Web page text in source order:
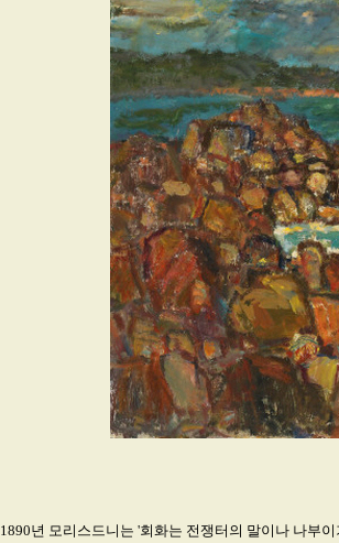
1890년 모리스드니는 '회화는 전쟁터의 말이나 나부